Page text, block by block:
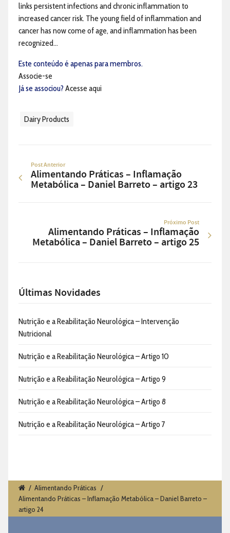
links persistent infections and chronic inflammation to
increased cancer risk. The young field of inflammation and
cancer has now come of age, and inflammation has been
recognized...
Este conteúdo é apenas para membros.
Associe-se
Já se associou? Acesse aqui
Dairy Products
Post Anterior
Alimentando Práticas – Inflamação
Metabólica – Daniel Barreto – artigo 23
Próximo Post
Alimentando Práticas – Inflamação
Metabólica – Daniel Barreto – artigo 25
Últimas Novidades
Nutrição e a Reabilitação Neurológica – Intervenção
Nutricional
Nutrição e a Reabilitação Neurológica – Artigo 10
Nutrição e a Reabilitação Neurológica – Artigo 9
Nutrição e a Reabilitação Neurológica – Artigo 8
Nutrição e a Reabilitação Neurológica – Artigo 7
/ Alimentando Práticas /
Alimentando Práticas – Inflamação Metabólica – Daniel Barreto –
artigo 24